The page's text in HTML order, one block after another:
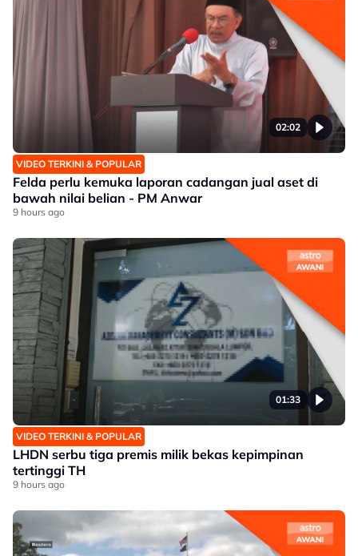
02:02
VIDEO TERKINI & POPULAR
Felda perlu kemuka laporan cadangan jual aset di
bawah nilai belian - PM Anwar
9 hours ago
01:33
VIDEO TERKINI & POPULAR
LHDN serbu tiga premis milik bekas kepimpinan
tertinggi TH
9 hours ago